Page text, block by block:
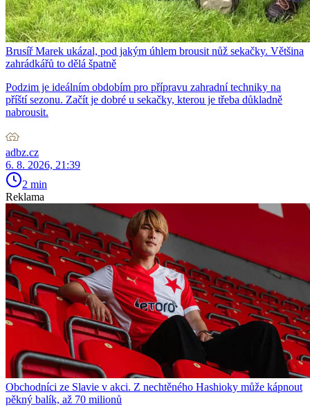
Brusíř Marek ukázal, pod jakým úhlem brousit nůž sekačky. Většina
zahrádkářů to dělá špatně
Podzim je ideálním obdobím pro přípravu zahradní techniky na
příští sezonu. Začít je dobré u sekačky, kterou je třeba důkladně
nabrousit.
adbz.cz
6. 8. 2026, 21:39
2 min
Reklama
Obchodníci ze Slavie v akci. Z nechtěného Hashioky může kápnout
pěkný balík, až 70 milionů